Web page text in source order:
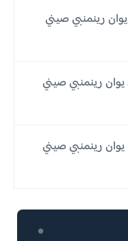
137400.00 يوان رينمنبي صيني
274800.00 يوان رينمنبي صيني
549600.00 يوان رينمنبي صيني